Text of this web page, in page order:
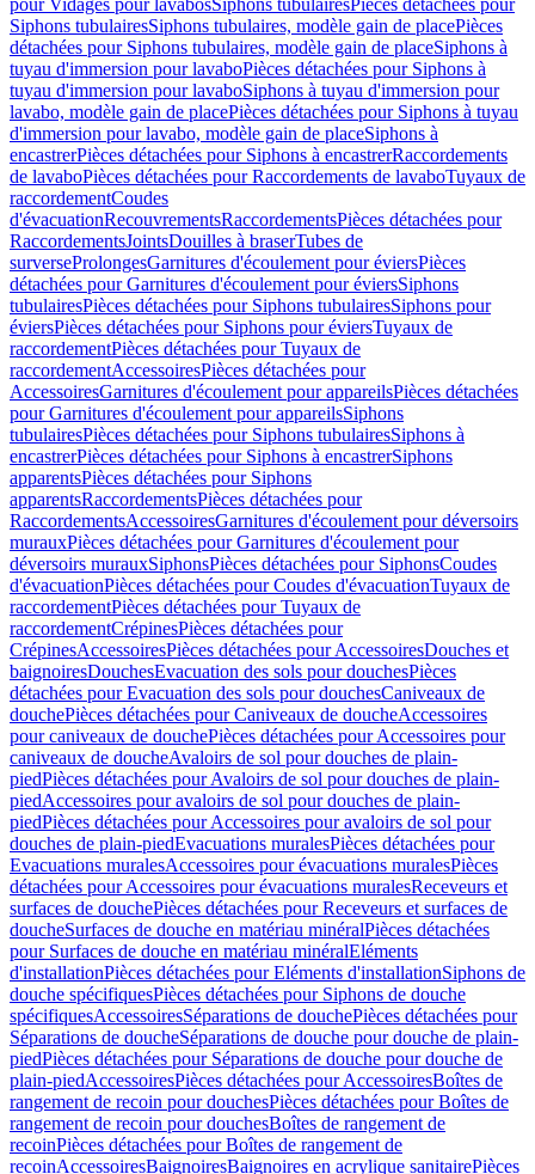
pour Vidages pour lavabosSiphons tubulairesPièces détachées pour
Siphons tubulairesSiphons tubulaires, modèle gain de placePièces
détachées pour Siphons tubulaires, modèle gain de placeSiphons à
tuyau d'immersion pour lavaboPièces détachées pour Siphons à
tuyau d'immersion pour lavaboSiphons à tuyau d'immersion pour
lavabo, modèle gain de placePièces détachées pour Siphons à tuyau
d'immersion pour lavabo, modèle gain de placeSiphons à
encastrerPièces détachées pour Siphons à encastrerRaccordements
de lavaboPièces détachées pour Raccordements de lavaboTuyaux de
raccordementCoudes
d'évacuationRecouvrementsRaccordementsPièces détachées pour
RaccordementsJointsDouilles à braserTubes de
surverseProlongesGarnitures d'écoulement pour éviersPièces
détachées pour Garnitures d'écoulement pour éviersSiphons
tubulairesPièces détachées pour Siphons tubulairesSiphons pour
éviersPièces détachées pour Siphons pour éviersTuyaux de
raccordementPièces détachées pour Tuyaux de
raccordementAccessoiresPièces détachées pour
AccessoiresGarnitures d'écoulement pour appareilsPièces détachées
pour Garnitures d'écoulement pour appareilsSiphons
tubulairesPièces détachées pour Siphons tubulairesSiphons à
encastrerPièces détachées pour Siphons à encastrerSiphons
apparentsPièces détachées pour Siphons
apparentsRaccordementsPièces détachées pour
RaccordementsAccessoiresGarnitures d'écoulement pour déversoirs
murauxPièces détachées pour Garnitures d'écoulement pour
déversoirs murauxSiphonsPièces détachées pour SiphonsCoudes
d'évacuationPièces détachées pour Coudes d'évacuationTuyaux de
raccordementPièces détachées pour Tuyaux de
raccordementCrépinesPièces détachées pour
CrépinesAccessoiresPièces détachées pour AccessoiresDouches et
baignoiresDouchesEvacuation des sols pour douchesPièces
détachées pour Evacuation des sols pour douchesCaniveaux de
douchePièces détachées pour Caniveaux de doucheAccessoires
pour caniveaux de douchePièces détachées pour Accessoires pour
caniveaux de doucheAvaloirs de sol pour douches de plain-
piedPièces détachées pour Avaloirs de sol pour douches de plain-
piedAccessoires pour avaloirs de sol pour douches de plain-
piedPièces détachées pour Accessoires pour avaloirs de sol pour
douches de plain-piedEvacuations muralesPièces détachées pour
Evacuations muralesAccessoires pour évacuations muralesPièces
détachées pour Accessoires pour évacuations muralesReceveurs et
surfaces de douchePièces détachées pour Receveurs et surfaces de
doucheSurfaces de douche en matériau minéralPièces détachées
pour Surfaces de douche en matériau minéralEléments
d'installationPièces détachées pour Eléments d'installationSiphons de
douche spécifiquesPièces détachées pour Siphons de douche
spécifiquesAccessoiresSéparations de douchePièces détachées pour
Séparations de doucheSéparations de douche pour douche de plain-
piedPièces détachées pour Séparations de douche pour douche de
plain-piedAccessoiresPièces détachées pour AccessoiresBoîtes de
rangement de recoin pour douchesPièces détachées pour Boîtes de
rangement de recoin pour douchesBoîtes de rangement de
recoinPièces détachées pour Boîtes de rangement de
recoinAccessoiresBaignoiresBaignoires en acrylique sanitairePièces